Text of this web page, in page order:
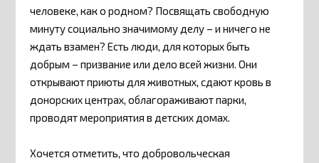
человеке, как о родном? Посвящать свободную
минуту социально значимому делу – и ничего не
ждать взамен? Есть люди, для которых быть
добрым – призвание или дело всей жизни. Они
открывают приюты для животных, сдают кровь в
донорских центрах, облагораживают парки,
проводят мероприятия в детских домах.
Хочется отметить, что добровольческая